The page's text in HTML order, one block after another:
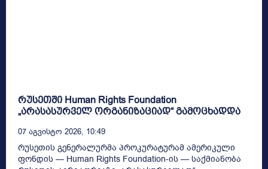
რუსეთში Human Rights Foundation
„არასასურველ ორგანიზაციად“ გამოცხადდა
07 Აგვისტო 2026, 10:49
რუსეთის გენერალურმა პროკურატურამ ამერიკული
ფონდის — Human Rights Foundation-ის — საქმიანობა